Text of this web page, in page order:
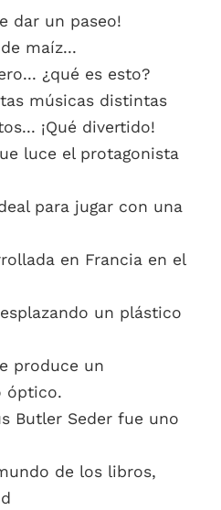
dar un paseo!
maíz...
¿qué es esto?
músicas distintas
¡Qué divertido!
luce el protagonista
para jugar con una
en Francia en el
un plástico
produce un
óptico.
Butler Seder fue uno
de los libros,